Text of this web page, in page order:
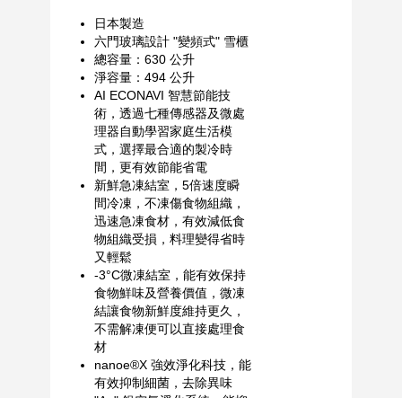
日本製造
六門玻璃設計 "變頻式" 雪櫃
總容量：630 公升
淨容量：494 公升
AI ECONAVI 智慧節能技
術，透過七種傳感器及微處
理器自動學習家庭生活模
式，選擇最合適的製冷時
間，更有效節能省電
新鮮急凍結室，5倍速度瞬
間冷凍，不凍傷食物組織，
迅速急凍食材，有效減低食
物組織受損，料理變得省時
又輕鬆
-3°C微凍結室，能有效保持
食物鮮味及營養價值，微凍
結讓食物新鮮度維持更久，
不需解凍便可以直接處理食
材
nanoe®X 強效淨化科技，能
有效抑制細菌，去除異味